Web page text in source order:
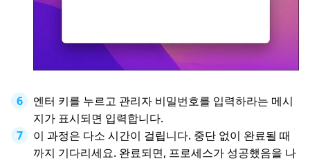
엔터 키를 누르고 관리자 비밀번호를 입력하라는 메시
지가 표시되면 입력합니다.
이 과정은 다소 시간이 걸립니다. 중단 없이 완료될 때
까지 기다리세요. 완료되면, 프로세스가 성공했음을 나